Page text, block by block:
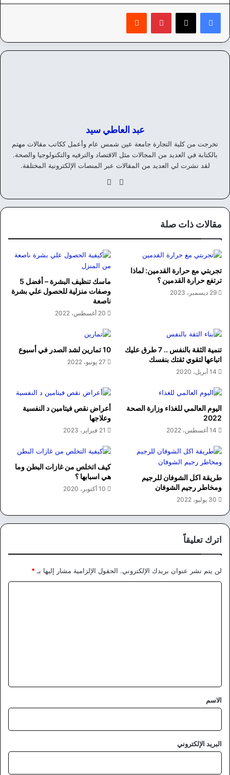
بينتيريست
عبد العاطي سيد
تخرجت من كلية التجارة جامعة عين شمس عام وأعمل ككاتب مقالات مهتم
بالكتابة في العديد من المجالات مثل الاقتصاد والترفيه والتكنولوجيا والصحة.
لقد نشرت لي العديد من المقالات عبر المنصات الإلكترونية المختلفة.
موق
الويوك
مقالات ذات صلة
تجربتي مع حرارة القدمين: لماذا
ترتفع حرارة القدمين ؟
29 ديسمبر، 2023
ماسك تنظيف البشرة – أفضل 5
وصفات منزلية للحصول علي بشرة
ناصعة
20 أغسطس، 2022
تنمية الثقة بالنفس .. 7 طرق عليك
اتباعها لتقوي ثقتك بنفسك
14 أبريل، 2020
10 تمارين لشد الصدر في أسبوع
27 يونيو، 2022
اليوم العالمي للغذاء وزارة الصحة
2022
14 أغسطس، 2022
أعراض نقص فيتامين د النفسية
وعلاجها
21 فبراير، 2023
طريقة اكل الشوفان للرجيم
ومخاطر رجيم الشوفان
30 يوليو، 2022
كيف اتخلص من غازات البطن وما
هي اسبابها ؟
10 أكتوبر، 2020
اترك تعليقاً
لن يتم نشر عنوان بريدك الإلكتروني. الحقول الإلزامية مشار إليها بـ *
*
الاسم
البريد الإلكتروني